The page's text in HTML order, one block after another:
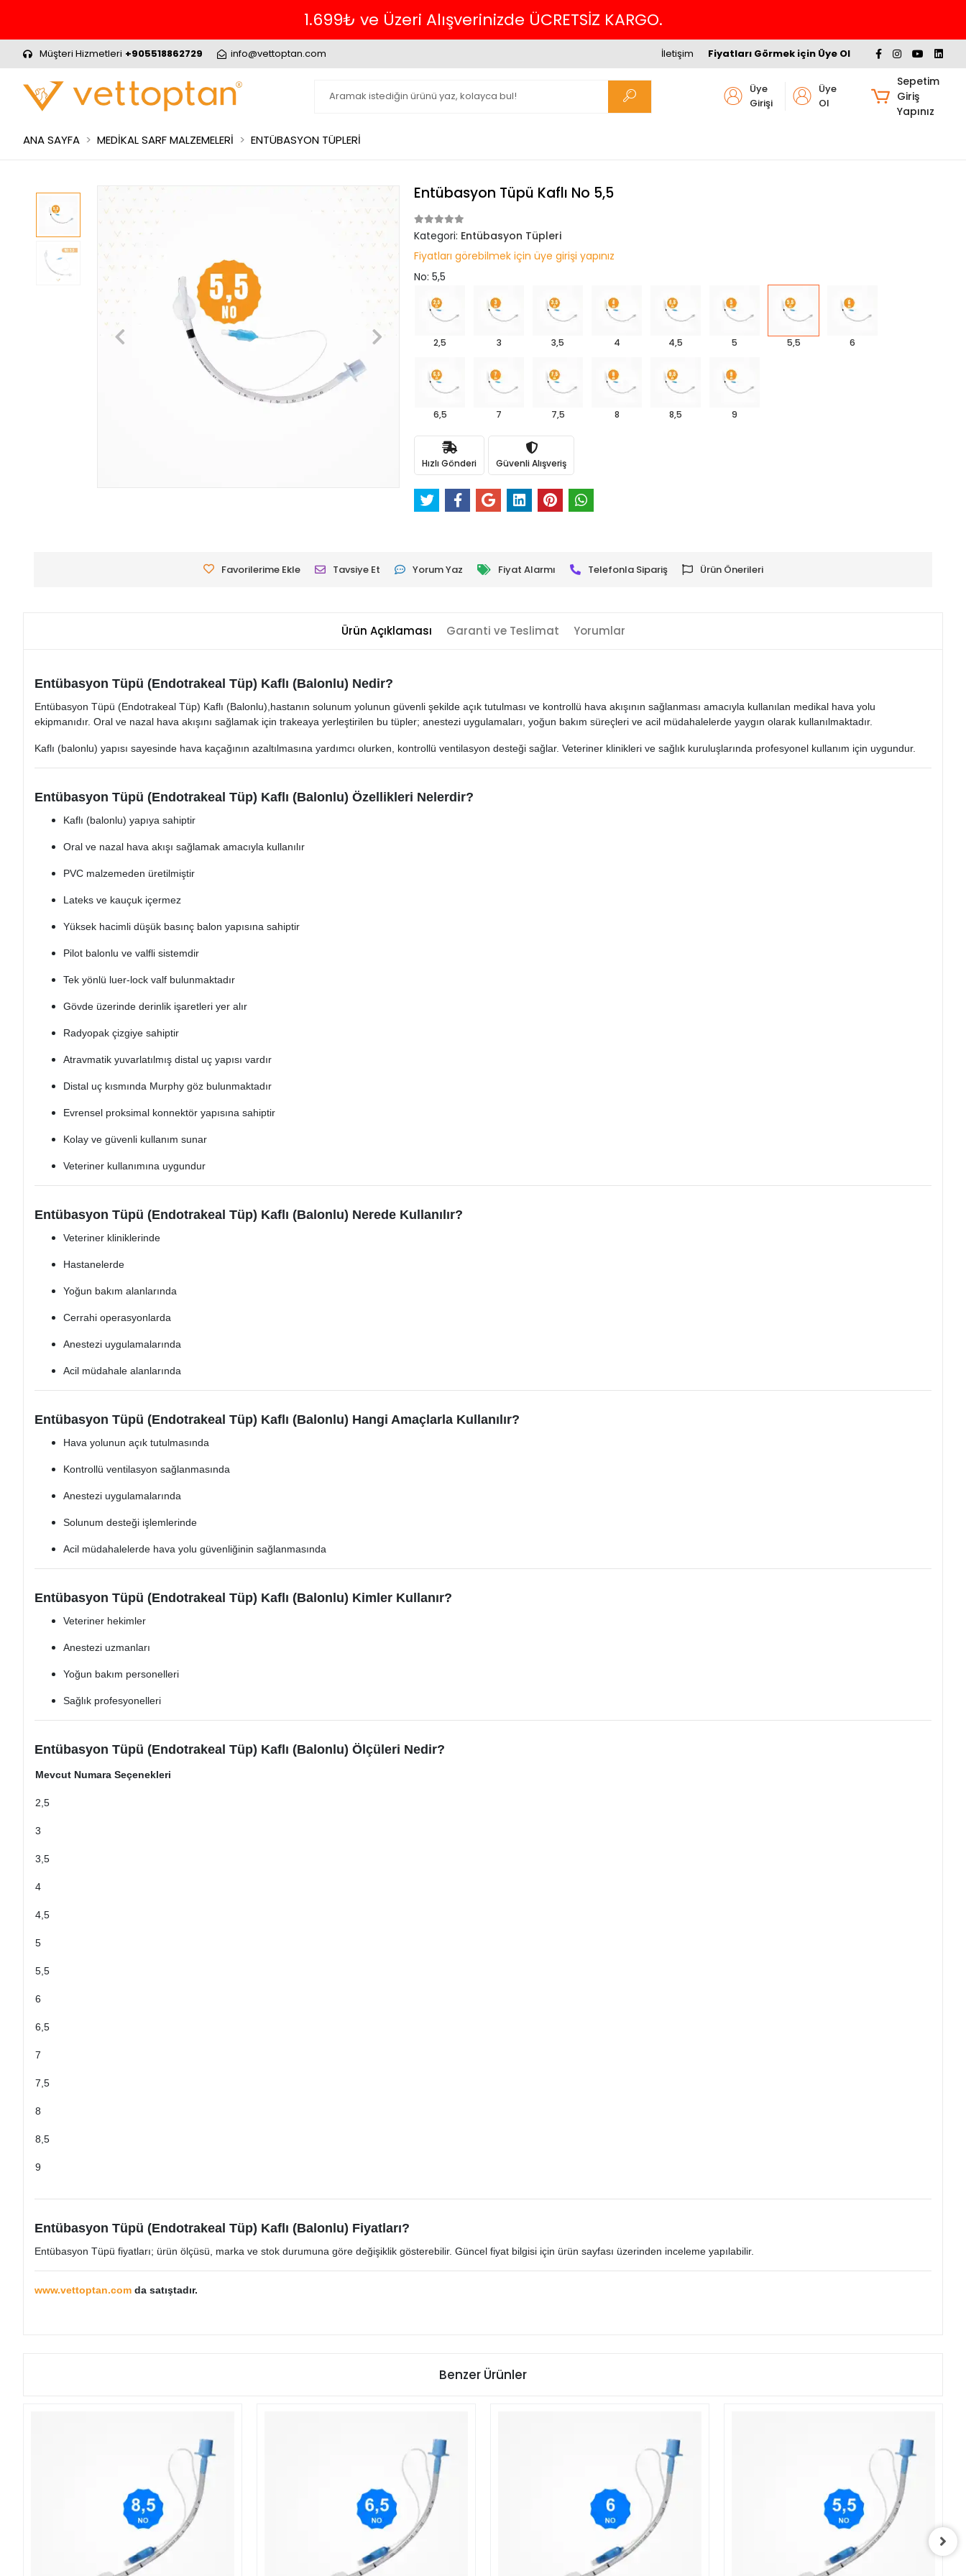
Havalede %4 İNDİRİM
Müşteri Hizmetleri +905518862729 info@vettoptan.com Fiyatları Görmek için Üye Ol
İletişim
Üye
Girişi
Üye
Ol
Sepetim
Giriş
Yapınız
ANA SAYFA MEDİKAL SARF MALZEMELERİ ENTÜBASYON TÜPLERİ
Entübasyon Tüpü Kaflı No 5,5
Kategori: Entübasyon Tüpleri
Fiyatları görebilmek için üye girişi yapınız
No: 5,5
2,5 3 3,5 4 4,5 5 5,5 6
6,5 7 7,5 8 8,5 9
Hızlı Gönderi Güvenli Alışveriş
Favorilerime Ekle Tavsiye Et Yorum Yaz Fiyat Alarmı Telefonla Sipariş Ürün Önerileri
Ürün Açıklaması Garanti ve Teslimat Yorumlar
Entübasyon Tüpü (Endotrakeal Tüp) Kaflı (Balonlu) Nedir?
Entübasyon Tüpü (Endotrakeal Tüp) Kaflı (Balonlu),hastanın solunum yolunun güvenli şekilde açık tutulması ve kontrollü hava akışının sağlanması amacıyla kullanılan medikal hava yolu
ekipmanıdır. Oral ve nazal hava akışını sağlamak için trakeaya yerleştirilen bu tüpler; anestezi uygulamaları, yoğun bakım süreçleri ve acil müdahalelerde yaygın olarak kullanılmaktadır.
Kaflı (balonlu) yapısı sayesinde hava kaçağının azaltılmasına yardımcı olurken, kontrollü ventilasyon desteği sağlar. Veteriner klinikleri ve sağlık kuruluşlarında profesyonel kullanım için uygundur.
Entübasyon Tüpü (Endotrakeal Tüp) Kaflı (Balonlu) Özellikleri Nelerdir?
Kaflı (balonlu) yapıya sahiptir
Oral ve nazal hava akışı sağlamak amacıyla kullanılır
PVC malzemeden üretilmiştir
Lateks ve kauçuk içermez
Yüksek hacimli düşük basınç balon yapısına sahiptir
Pilot balonlu ve valfli sistemdir
Tek yönlü luer-lock valf bulunmaktadır
Gövde üzerinde derinlik işaretleri yer alır
Radyopak çizgiye sahiptir
Atravmatik yuvarlatılmış distal uç yapısı vardır
Distal uç kısmında Murphy göz bulunmaktadır
Evrensel proksimal konnektör yapısına sahiptir
Kolay ve güvenli kullanım sunar
Veteriner kullanımına uygundur
Entübasyon Tüpü (Endotrakeal Tüp) Kaflı (Balonlu) Nerede Kullanılır?
Veteriner kliniklerinde
Hastanelerde
Yoğun bakım alanlarında
Cerrahi operasyonlarda
Anestezi uygulamalarında
Acil müdahale alanlarında
Entübasyon Tüpü (Endotrakeal Tüp) Kaflı (Balonlu) Hangi Amaçlarla Kullanılır?
Hava yolunun açık tutulmasında
Kontrollü ventilasyon sağlanmasında
Anestezi uygulamalarında
Solunum desteği işlemlerinde
Acil müdahalelerde hava yolu güvenliğinin sağlanmasında
Entübasyon Tüpü (Endotrakeal Tüp) Kaflı (Balonlu) Kimler Kullanır?
Veteriner hekimler
Anestezi uzmanları
Yoğun bakım personelleri
Sağlık profesyonelleri
Entübasyon Tüpü (Endotrakeal Tüp) Kaflı (Balonlu) Ölçüleri Nedir?
Mevcut Numara Seçenekleri
2,5
3
3,5
4
4,5
5
5,5
6
6,5
7
7,5
8
8,5
9
Entübasyon Tüpü (Endotrakeal Tüp) Kaflı (Balonlu) Fiyatları?
Entübasyon Tüpü fiyatları; ürün ölçüsü, marka ve stok durumuna göre değişiklik gösterebilir. Güncel fiyat bilgisi için ürün sayfası üzerinden inceleme yapılabilir.
www.vettoptan.com da satıştadır.
Benzer Ürünler